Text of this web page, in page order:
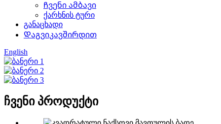
Ჩვენი ამბავი
ქარხნის ტური
განაცხადი
Დაგვიკავშირდით
English
ჩვენი პროდუქტი